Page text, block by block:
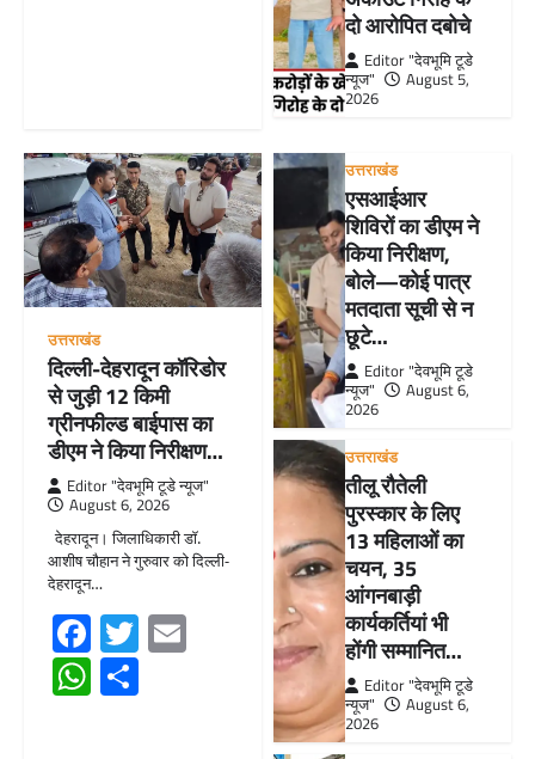
दो आरोपित दबोचे
Editor "देवभूमि टूडे
न्यूज"
August 5,
2026
उत्तराखंड
दिल्ली-देहरादून कॉरिडोर
से जुड़ी 12 किमी
ग्रीनफील्ड बाईपास का
डीएम ने किया निरीक्षण…
Editor "देवभूमि टूडे न्यूज"
August 6, 2026
देहरादून। जिलाधिकारी डॉ.
आशीष चौहान ने गुरुवार को दिल्ली-
देहरादून…
Facebook
TwitterEmail
WhatsApp
उत्तराखंड
एसआईआर
शिविरों का डीएम ने
किया निरीक्षण,
बोले—कोई पात्र
मतदाता सूची से न
छूटे…
Editor "देवभूमि टूडे
न्यूज"
August 6,
2026
उत्तराखंड
तीलू रौतेली
पुरस्कार के लिए
13 महिलाओं का
चयन, 35
आंगनबाड़ी
कार्यकर्तियां भी
होंगी सम्मानित…
Editor "देवभूमि टूडे
न्यूज"
August 6,
2026